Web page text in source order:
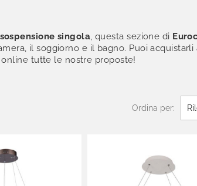
singola, questa sezione di
ilsoggiorno e il bagno. Puoiacquistarli
online tutte le nostre proposte!
Ordina per: